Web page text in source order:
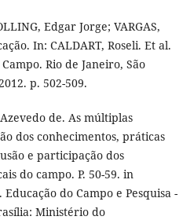
Edgar Jorge; VARGAS,
In: CALDART, Roseli. Et al.
Rio de Janeiro, São
p. 502-509.
de. As múltiplas
dos conhecimentos, práticas
e participação dos
do campo. P. 50-59. in
do Campo e Pesquisa -
Ministério do